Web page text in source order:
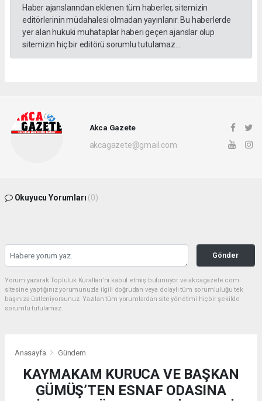
Haber ajanslarından eklenen tüm haberler, sitemizin
editörlerinin müdahalesi olmadan yayınlanır. Bu haberlerde
yer alan hukuki muhataplar haberi geçen ajanslar olup
sitemizin hiç bir editörü sorumlu tutulamaz...
Akca Gazete
akcagazete@gmail.com
Okuyucu Yorumları (0)
Gönder
Yorum yazarak Topluluk Kuralları’nı kabul etmiş bulunuyor ve akcagazete.com
sitesine yaptığınız yorumunuzla ilgili doğrudan veya dolaylı tüm sorumluluğu tek
başınıza üstleniyorsunuz. Yazılan tüm yorumlardan site yönetimi hiçbir şekilde
sorumlu tutulamaz.
Anasayfa Gündem
KAYMAKAM KURUCA VE BAŞKAN
GÜMÜŞ’TEN ESNAF ODASINA